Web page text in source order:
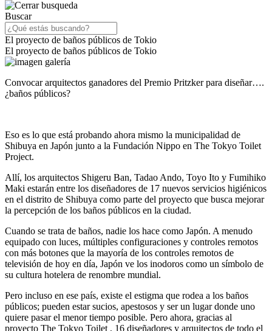
Buscar
El proyecto de baños públicos de Tokio
El proyecto de baños públicos de Tokio
Convocar arquitectos ganadores del Premio Pritzker para diseñar….
¿baños públicos?
Eso es lo que está probando ahora mismo la municipalidad de
Shibuya en Japón junto a la Fundación Nippo en The Tokyo Toilet
Project.
Allí, los arquitectos Shigeru Ban, Tadao Ando, Toyo Ito y Fumihiko
Maki estarán entre los diseñadores de 17 nuevos servicios higiénicos
en el distrito de Shibuya como parte del proyecto que busca mejorar
la percepción de los baños públicos en la ciudad.
Cuando se trata de baños, nadie los hace como Japón. A menudo
equipado con luces, múltiples configuraciones y controles remotos
con más botones que la mayoría de los controles remotos de
televisión de hoy en día, Japón ve los inodoros como un símbolo de
su cultura hotelera de renombre mundial.
Pero incluso en ese país, existe el estigma que rodea a los baños
públicos; pueden estar sucios, apestosos y ser un lugar donde uno
quiere pasar el menor tiempo posible. Pero ahora, gracias al
proyecto The Tokyo Toilet , 16 diseñadores y arquitectos de todo el